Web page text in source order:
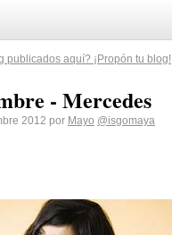
publicados aquí? ¡Propón tu blog!
- Mercedes
2012 por Mayo @isgomaya